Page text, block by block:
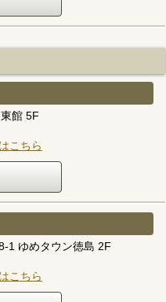
館 5F
こちら
1 ゆめタウン徳島 2F
こちら